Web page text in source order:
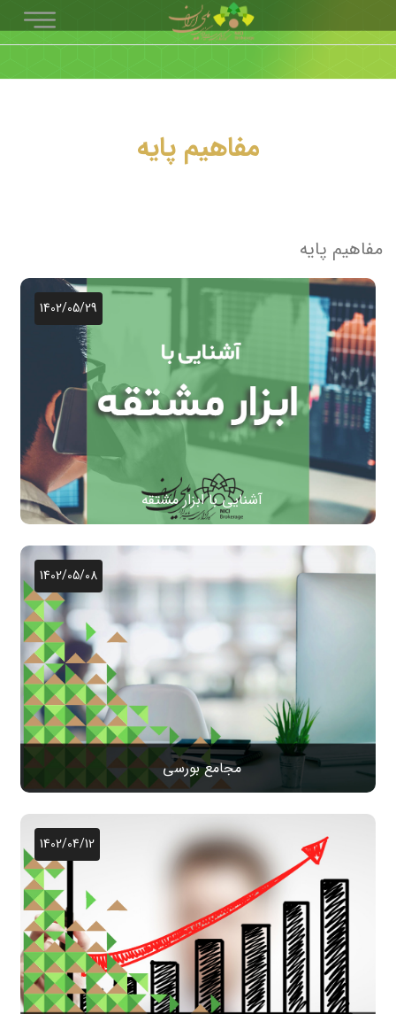
مفاهیم پایه
مفاهیم پایه
1402/05/29
آشنایی با ابزار مشتقه
1402/05/08
مجامع بورسی
1402/04/12